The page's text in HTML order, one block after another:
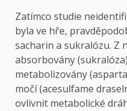
Zatímco studie
byla ve hře,
sacharin a sukralózu. Z
absorbovány
metabolizovány
močí (acesulfame
ovlivnit metabolické